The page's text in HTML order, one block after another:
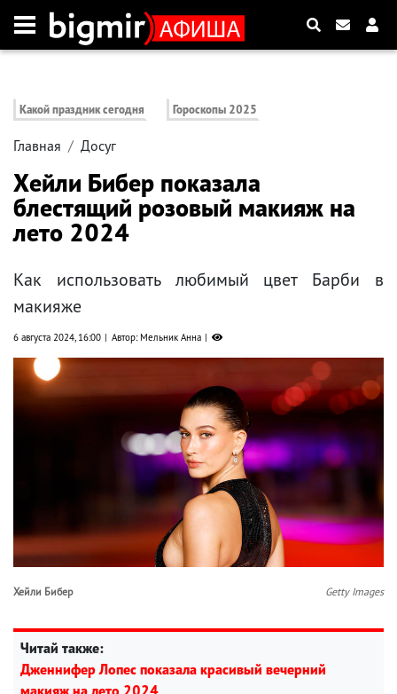
Какой праздник сегодня Гороскопы 2025
Главная Досуг
Хейли Бибер показала
блестящий розовый макияж на
лето 2024
Как использовать любимый цвет Барби в
макияже
6 августа 2024, 16:00 Автор: Мельник Анна
Хейли Бибер Getty Images
Читай также:
Дженнифер Лопес показала красивый вечерний
макияж на лето 2024